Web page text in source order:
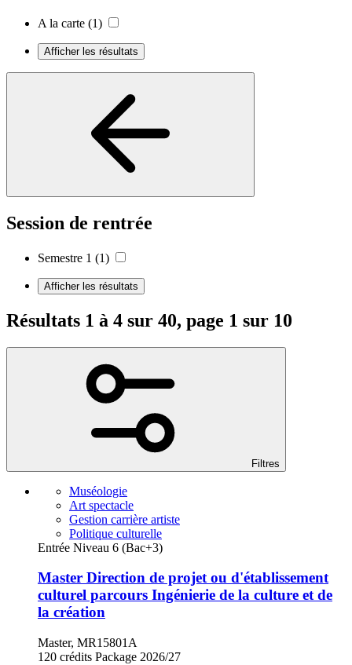
A la carte (1)
Afficher les résultats
Session de rentrée
Semestre 1 (1)
Afficher les résultats
Résultats 1 à 4 sur 40, page 1 sur 10
Filtres
Muséologie
Art spectacle
Gestion carrière artiste
Politique culturelle
Entrée Niveau 6 (Bac+3)
Master Direction de projet ou d'établissement
culturel parcours Ingénierie de la culture et de
la création
Master, MR15801A
120 crédits Package 2026/27